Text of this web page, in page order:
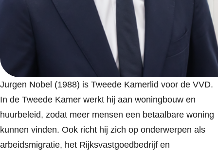
Jurgen Nobel (1988) is Tweede Kamerlid voor de VVD.
In de Tweede Kamer werkt hij aan woningbouw en
huurbeleid, zodat meer mensen een betaalbare woning
kunnen vinden. Ook richt hij zich op onderwerpen als
arbeidsmigratie, het Rijksvastgoedbedrijf en